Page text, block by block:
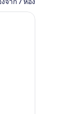
ปท็อป
นระดับพรีเมียม, มินิบา